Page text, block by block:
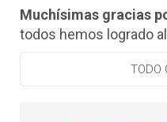
Muchísimas gracias
todos hemos logrado
TODO